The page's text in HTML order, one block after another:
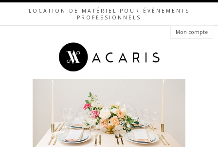
LOCATION DE MATÉRIEL POUR ÉVÉNEMENTS
PROFESSIONNELS
Mon compte